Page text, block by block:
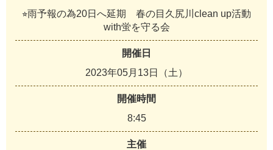
⭐︎雨予報の為20日へ延期 春の目久尻川clean up活動
with蛍を守る会
開催日
2023年05月13日（土）
開催時間
8:45
主催